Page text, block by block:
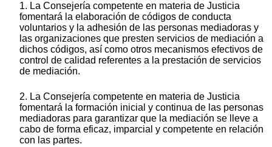
1. La Consejería competente en materia de Justicia
fomentará la elaboración de códigos de conducta
voluntarios y la adhesión de las personas mediadoras y
las organizaciones que presten servicios de mediación a
dichos códigos, así como otros mecanismos efectivos de
control de calidad referentes a la prestación de servicios
de mediación.
2. La Consejería competente en materia de Justicia
fomentará la formación inicial y continua de las personas
mediadoras para garantizar que la mediación se lleve a
cabo de forma eficaz, imparcial y competente en relación
con las partes.